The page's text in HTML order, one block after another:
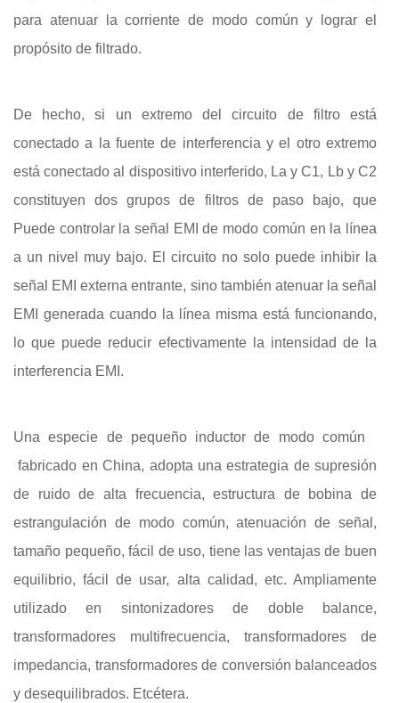
para atenuar la corriente de modo común y lograr el
propósito de filtrado.
De hecho, si un extremo del circuito de filtro está
conectado a la fuente de interferencia y el otro extremo
está conectado al dispositivo interferido, La y C1, Lb y C2
constituyen dos grupos de filtros de paso bajo, que
Puede controlar la señal EMI de modo común en la línea
a un nivel muy bajo. El circuito no solo puede inhibir la
señal EMI externa entrante, sino también atenuar la señal
EMI generada cuando la línea misma está funcionando,
lo que puede reducir efectivamente la intensidad de la
interferencia EMI.
Una especie de pequeño inductor de modo común
fabricado en China, adopta una estrategia de supresión
de ruido de alta frecuencia, estructura de bobina de
estrangulación de modo común, atenuación de señal,
tamaño pequeño, fácil de uso, tiene las ventajas de buen
equilibrio, fácil de usar, alta calidad, etc. Ampliamente
utilizado en sintonizadores de doble balance,
transformadores multifrecuencia, transformadores de
impedancia, transformadores de conversión balanceados
y desequilibrados. Etcétera.